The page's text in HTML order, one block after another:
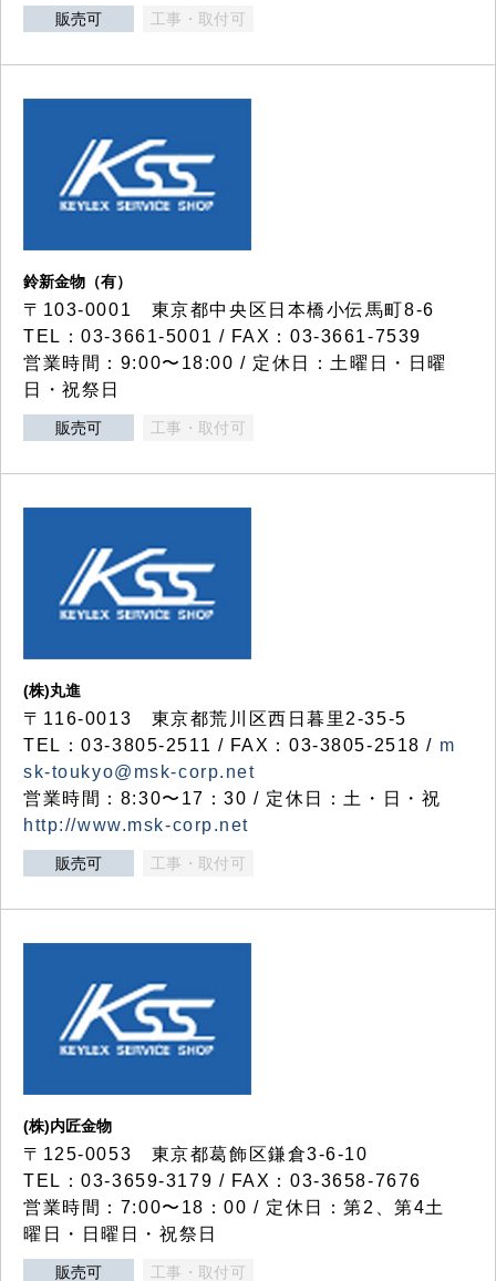
販売可 工事・取付可
鈴新金物（有）
〒103-0001 東京都中央区日本橋小伝馬町8-6
TEL：03-3661-5001 / FAX：03-3661-7539
営業時間：9:00〜18:00 / 定休日：土曜日・日曜
日・祝祭日
販売可 工事・取付可
(株)丸進
〒116-0013 東京都荒川区西日暮里2-35-5
TEL：03-3805-2511 / FAX：03-3805-2518 / m
sk-toukyo@msk-corp.net
営業時間：8:30〜17：30 / 定休日：土・日・祝
http://www.msk-corp.net
販売可 工事・取付可
(株)内匠金物
〒125-0053 東京都葛飾区鎌倉3-6-10
TEL：03-3659-3179 / FAX：03-3658-7676
営業時間：7:00〜18：00 / 定休日：第2、第4土
曜日・日曜日・祝祭日
販売可 工事・取付可